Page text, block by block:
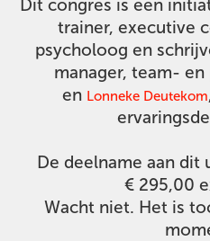
Dit congres is een
trainer, executive
psycholoog en
manager, team-
en Lonneke Deutekom
De deelname aan dit
€ 295,00
Wacht niet. Het is